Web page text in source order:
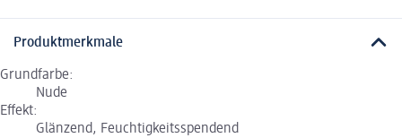
Produktmerkmale
Grundfarbe:
Nude
Effekt:
Glänzend, Feuchtigkeitsspendend